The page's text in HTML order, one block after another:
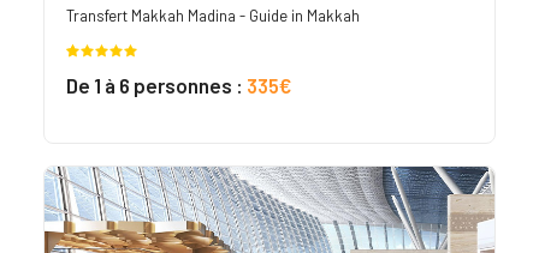
Transfert Makkah Madina - Guide in Makkah
sur 5
De 1 à 6 personnes : 335€